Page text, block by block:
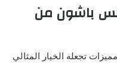
باشون من
تجعله الخيار المثالي